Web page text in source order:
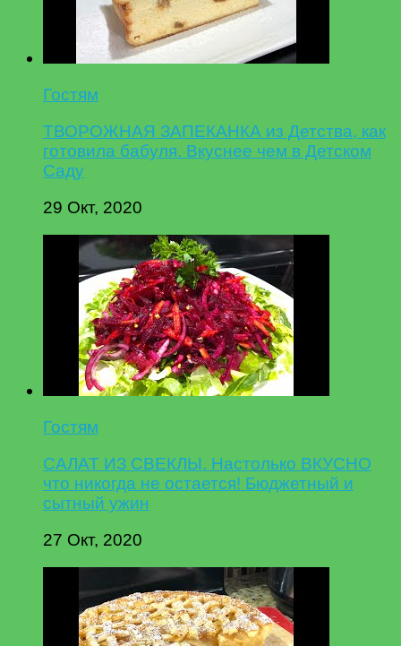
Гостям
ТВОРОЖНАЯ ЗАПЕКАНКА из Детства, как
готовила бабуля. Вкуснее чем в Детском
Саду
29 Окт, 2020
Гостям
САЛАТ ИЗ СВЕКЛЫ. Настолько ВКУСНО
что никогда не остается! Бюджетный и
сытный ужин
27 Окт, 2020